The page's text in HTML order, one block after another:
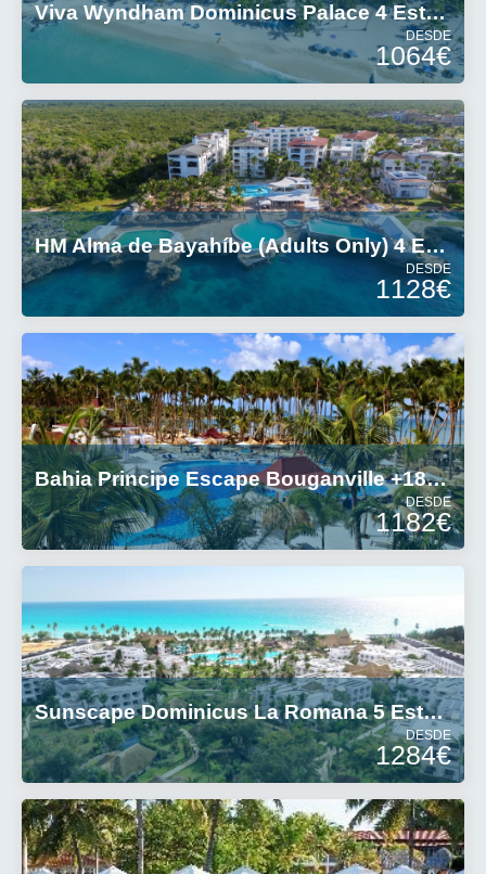
Viva Wyndham Dominicus Palace 4 Estrellas
DESDE
1064€
HM Alma de Bayahíbe (Adults Only) 4 Estrellas
DESDE
1128€
Bahia Principe Escape Bouganville +18 5E
DESDE
1182€
Sunscape Dominicus La Romana 5 Estrellas
DESDE
1284€